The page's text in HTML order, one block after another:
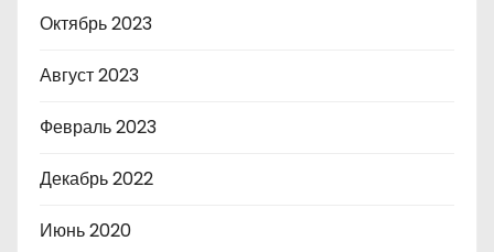
Октябрь 2023
Август 2023
Февраль 2023
Декабрь 2022
Июнь 2020